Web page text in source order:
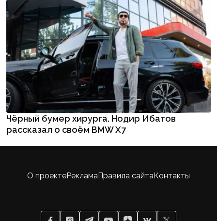
Чёрный бумер хирурга. Нодир Ибатов
рассказал о своём BMW X7
О проектеРекламаПравила сайтаКонтакты